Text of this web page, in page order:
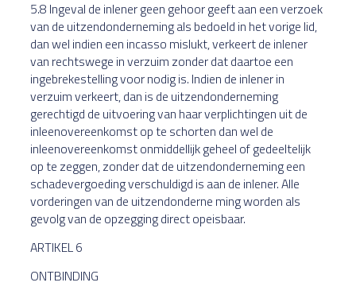
5.8 Ingeval de inlener geen gehoor geeft aan een verzoek
van de uitzendonderneming als bedoeld in het vorige lid,
dan wel indien een incasso mislukt, verkeert de inlener
van rechtswege in verzuim zonder dat daartoe een
ingebrekestelling voor nodig is. Indien de inlener in
verzuim verkeert, dan is de uitzendonderneming
gerechtigd de uitvoering van haar verplichtingen uit de
inleenovereenkomst op te schorten dan wel de
inleenovereenkomst onmiddellijk geheel of gedeeltelijk
op te zeggen, zonder dat de uitzendonderneming een
schadevergoeding verschuldigd is aan de inlener. Alle
vorderingen van de uitzendonderne ming worden als
gevolg van de opzegging direct opeisbaar.
ARTIKEL 6
ONTBINDING